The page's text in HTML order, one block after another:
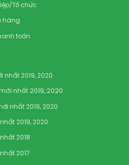
Tổ chức
hàng
toán
nhất 2019, 2020
nhất 2019, 2020
nhất 2019, 2020
2019, 2020
2018
2017